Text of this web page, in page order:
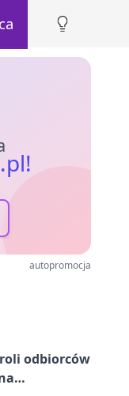
autopromocja
odbiorców